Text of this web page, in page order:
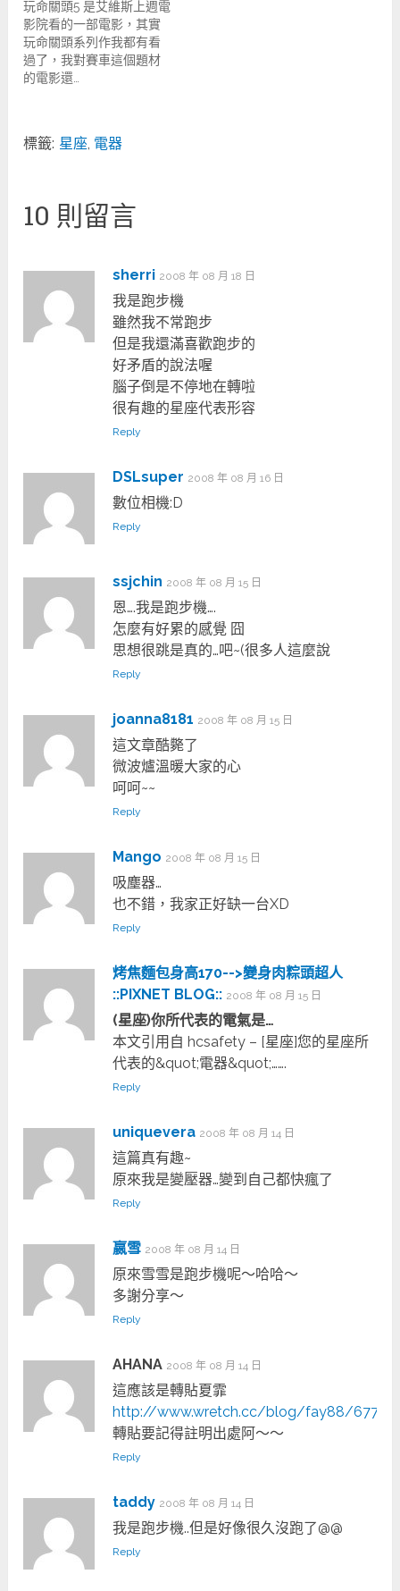
玩命關頭5 是艾維斯上週電
影院看的一部電影，其實
玩命關頭系列作我都有看
過了，我對賽車這個題材
的電影還…
標籤: 星座, 電器
10 則留言
sherri 2008 年 08 月 18 日
我是跑步機
雖然我不常跑步
但是我還滿喜歡跑步的
好矛盾的說法喔
腦子倒是不停地在轉啦
很有趣的星座代表形容
Reply
DSLsuper 2008 年 08 月 16 日
數位相機:D
Reply
ssjchin 2008 年 08 月 15 日
恩….我是跑步機….
怎麼有好累的感覺 囧
思想很跳是真的…吧~(很多人這麼說
Reply
joanna8181 2008 年 08 月 15 日
這文章酷斃了
微波爐溫暖大家的心
呵呵~~
Reply
Mango 2008 年 08 月 15 日
吸塵器…
也不錯，我家正好缺一台XD
Reply
烤焦麵包身高170-->變身肉粽頭超人
::PIXNET BLOG:: 2008 年 08 月 15 日
(星座)你所代表的電氣是…
本文引用自 hcsafety – [星座]您的星座所
代表的&quot;電器&quot;…….
Reply
uniquevera 2008 年 08 月 14 日
這篇真有趣~
原來我是變壓器…變到自己都快瘋了
Reply
嬴雪 2008 年 08 月 14 日
原來雪雪是跑步機呢～哈哈～
多謝分享～
Reply
AHANA 2008 年 08 月 14 日
這應該是轉貼夏霏
http://www.wretch.cc/blog/fay88/
轉貼要記得註明出處阿～～
Reply
taddy 2008 年 08 月 14 日
我是跑步機..但是好像很久沒跑了@@
Reply